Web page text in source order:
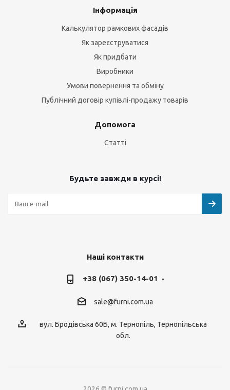
Інформація
Калькулятор рамкових фасадів
Як зареєструватися
Як придбати
Виробники
Умови повернення та обміну
Публічний договір купівлі-продажу товарів
Допомога
Статті
Будьте завжди в курсі!
Наші контакти
+38 (067) 350-14-01
sale@furni.com.ua
вул. Бродівська 60Б, м. Тернопіль, Тернопільська
обл.